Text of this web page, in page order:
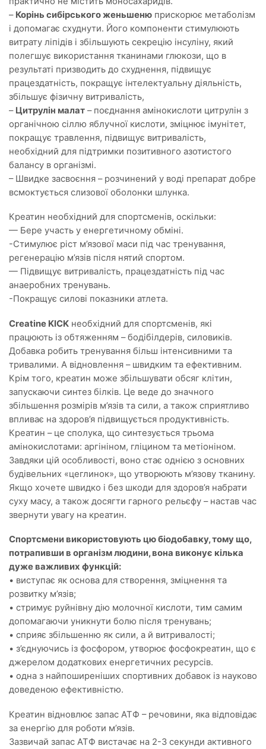
– Корінь сибірського женьшеню прискорює метаболізм
і допомагає схуднути. Його компоненти стимулюють
витрату ліпідів і збільшують секрецію інсуліну, який
полегшує використання тканинами глюкози, що в
результаті призводить до схуднення, підвищує
працездатність, покращує інтелектуальну діяльність,
збільшує фізичну витривалість,
– Цитрулін малат – поєднання амінокислоти цитрулін з
органічною сіллю яблучної кислоти, зміцнює імунітет,
покращує травлення, підвищує витривалість,
необхідний для підтримки позитивного азотистого
балансу в організмі.
– Швидке засвоєння – розчинений у воді препарат добре
всмоктується слизової оболонки шлунка.
Креатин необхідний для спортсменів, оскільки:
— Бере участь у енергетичному обміні.
-Стимулює ріст м’язової маси під час тренування,
регенерацію м’язів після нятий спортом.
— Підвищує витривалість, працездатність під час
анаеробних тренувань.
-Покращує силові показники атлета.
Creatine KICK необхідний для спортсменів, які
працюють із обтяженням – бодібілдерів, силовиків.
Добавка робить тренування більш інтенсивними та
тривалими. А відновлення – швидким та ефективним.
Крім того, креатин може збільшувати обсяг клітин,
запускаючи синтез білків. Це веде до значного
збільшення розмірів м’язів та сили, а також сприятливо
впливає на здоров’я підвищується продуктивність.
Креатин – це сполука, що синтезується трьома
амінокислотами: аргініном, гліцином та метіоніном.
Завдяки цій особливості, воно стає однією з основних
будівельних «цеглинок», що утворюють м’язову тканину.
Якщо хочете швидко і без шкоди для здоров’я набрати
суху масу, а також досягти гарного рельєфу – настав час
звернути увагу на креатин.
Спортсмени використовують цю біодобавку, тому що,
потрапивши в організм людини, вона виконує кілька
дуже важливих функцій:
• виступає як основа для створення, зміцнення та
розвитку м’язів;
• стримує руйнівну дію молочної кислоти, тим самим
допомагаючи уникнути болю після тренувань;
• сприяє збільшенню як сили, а й витривалості;
• з’єднуючись із фосфором, утворює фосфокреатин, що є
джерелом додаткових енергетичних ресурсів.
• одна з найпоширеніших спортивних добавок із науково
доведеною ефективністю.
Креатин відновлює запас АТФ – речовини, яка відповідає
за енергію для роботи м’язів.
Зазвичай запас АТФ вистачає на 2-3 секунди активного